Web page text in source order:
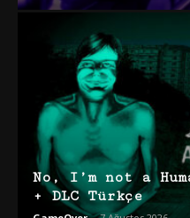
No, I’m not a
+ DLC Türkçe